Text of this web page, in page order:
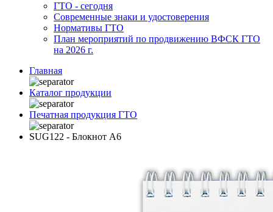
ГТО - сегодня
Современные знаки и удостоверения
Нормативы ГТО
План мероприятий по продвижению ВФСК ГТО
на 2026 г.
Главная
Каталог продукции
Печатная продукция ГТО
SUG122 - Блокнот А6